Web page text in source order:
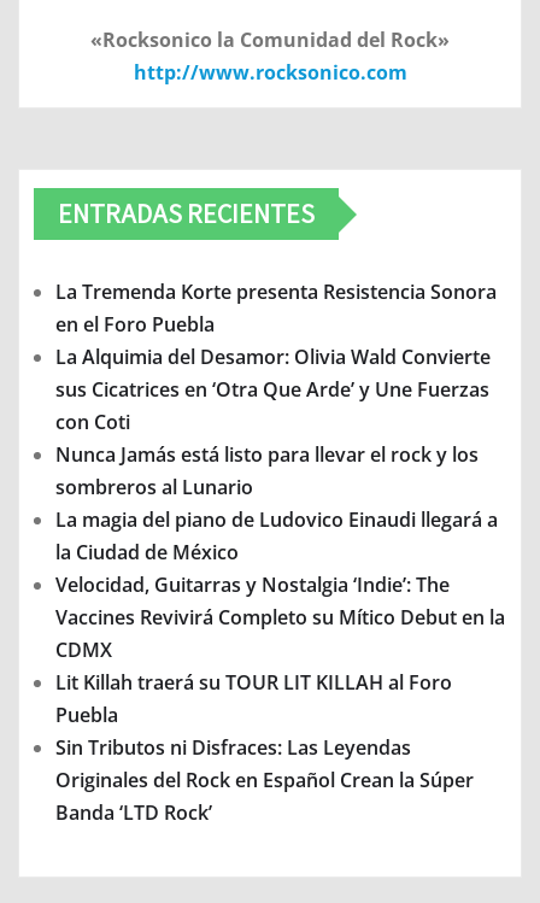
«Rocksonico la Comunidad del Rock»
http://www.rocksonico.com
ENTRADAS RECIENTES
La Tremenda Korte presenta Resistencia Sonora
en el Foro Puebla
La Alquimia del Desamor: Olivia Wald Convierte
sus Cicatrices en ‘Otra Que Arde’ y Une Fuerzas
con Coti
Nunca Jamás está listo para llevar el rock y los
sombreros al Lunario
La magia del piano de Ludovico Einaudi llegará a
la Ciudad de México
Velocidad, Guitarras y Nostalgia ‘Indie’: The
Vaccines Revivirá Completo su Mítico Debut en la
CDMX
Lit Killah traerá su TOUR LIT KILLAH al Foro
Puebla
Sin Tributos ni Disfraces: Las Leyendas
Originales del Rock en Español Crean la Súper
Banda ‘LTD Rock’